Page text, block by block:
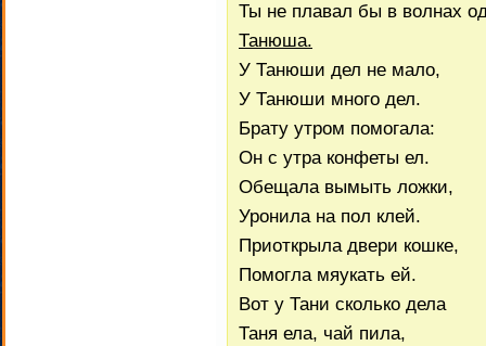
Ты не плавал бы в волнах
Танюша.
У Танюши дел не мало,
У Танюши много дел.
Брату утром помогала:
Он с утра конфеты ел.
Обещала вымыть ложки,
Уронила на пол клей.
Приоткрыла двери кошке,
Помогла мяукать ей.
Вот у Тани сколько дела
Таня ела, чай пила,